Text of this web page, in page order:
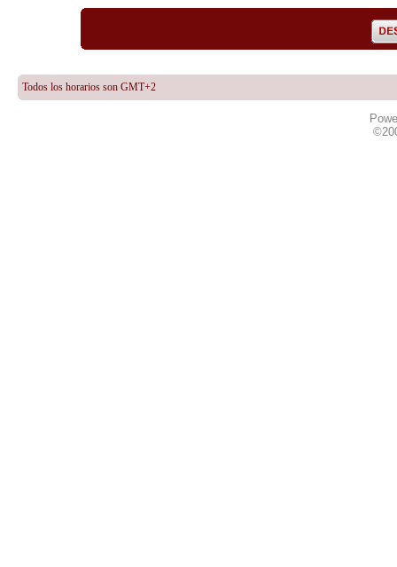
Todos los horarios son GMT+2